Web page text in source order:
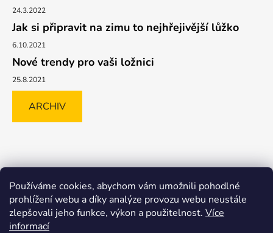
Používáme cookies, abychom vám umožnili pohodlné
prohlížení webu a díky analýze provozu webu neustále
zlepšovali jeho funkce, výkon a použitelnost. Více
informací
24.3.2022
Jak si připravit na zimu to nejhřejivější lůžko
6.10.2021
Nové trendy pro vaši ložnici
25.8.2021
ARCHIV
MALL.CZ